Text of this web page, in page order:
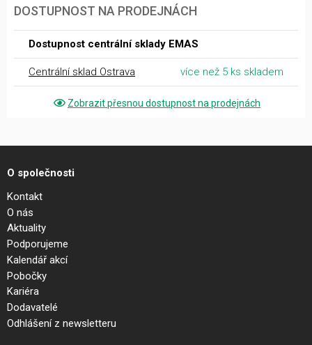
DOSTUPNOST NA PRODEJNÁCH
Dostupnost centrální sklady EMAS
Centrální sklad Ostrava více než 5 ks skladem
Zobrazit přesnou dostupnost na prodejnách
O společnosti
Kontakt
O nás
Aktuality
Podporujeme
Kalendář akcí
Pobočky
Kariéra
Dodavatelé
Odhlášení z newsletteru